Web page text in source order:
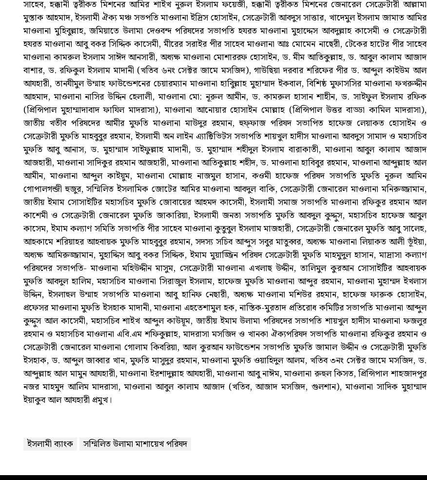
সাহেব, হক্কানী ত্বরীকত মিশনের আমির শাইখ নুরুল ইসলাম ফয়েজী, হক্কানী ত্বরীকত মিশনের জেনারেল সেক্রেটারী আল্লামা
মুস্তাক আহমাদ, ইসলামী ঐক্য মঞ্চ সভপতি মাওলানা ইদ্রিস হোসাইন, সেক্রেটারী আবদুস সাত্তার, খাদেমুল ইসলাম জামাত আমির
মাওলানা মুহিবুল্লাহ, জমিয়াতে উলামা দেওবন্দ পরিষদের সভাপতি হযরত মাওলানা মুহাদ্দেস আবদুল্লাহ কাসেমী ও সেক্রেটারী
হযরত মাওলানা আবু বকর সিদ্দিক কাসেমী, মীরের সরাইর পীর সাহেব মাওলানা আঃ মোমেন নাছেরী, টেকের হাটের পীর সাহেব
মাওলানা কামরুল ইসলাম সাঈদ আনসারী, অধ্যক্ষ মাওলানা মোশাররফ হোসাইন, ড. মীম আতিকুল্লাহ, ড. আবুল কালাম আজাদ
বাশার, ড. রফিকুল ইসলাম মাদানী (খতিব ৬নং সেক্টর জামে মসজিদ), গাউছিয়া দরবার শরিফের পীর ড. আব্দুল কাইউম আল
আযহারী, তানযীমুল উম্মাহ ফাউন্ডেশনের চেয়ারম্যান মাওলানা হাবিুল্লাহ মুহাম্মাদ ইকবাল, বিশিষ্ঠ মুফাসসির মাওলানা ফখরুদ্দীন
আহমাদ, মাওলানা নাসির উদ্দিন হেলালী, মাওলানা মো: নূরুল আমীন, ড. কামরুল হাসান শাহীন, ড. সাইফুল ইসলাম রফিক
(প্রিন্সিপাল মুহাম্মাদাবাদ ফাযিল মাদরাসা), মাওলানা আনোয়ার হোসাইন মোল্লাহ (প্রিন্সিপাল উত্তর বাড্ডা কামিল মাদরাসা),
জাতীয় খতীব পরিষদের আমীর মুফতি মাওলানা মাউদুর রহমান, হুফ্ফাজ পরিষদ সভাপিত হাফেজ লেয়াকত হোসাইন ও
সেক্রেটারী মুফতি মাহবুবুর রহমান, ইসলামী অন লাইন এ্যাক্টিভিটস সভাপতি শায়খুল হাদীস মাওলানা আবদুস সামাদ ও মহাসচিব
মুফতি আবু আনাস, ড. মুহাম্মাদ সাইফুল্লাহ মাদানী, ড. মুহাম্মাদ শহীদুল ইসলাম বারাকাতী, মাওলানা আবুল কালাম আজাদ
আজহারী, মাওলানা সাদিকুর রহমান আজহারী, মাওলানা আতিকুল্লাহ শহীদ, ড. মাওলানা হাবিবুর রহমান, মাওলানা আব্দুল্লাহ আল
আমীন, মাওলানা আব্দুল কাইয়ুম, মাওলানা মোল্লাহ নাজমুল হাসান, কওমী হাফেজ পরিষদ সভাপতি মুফতি নূরুল আমিন
গোপালগন্জী হুজুর, সম্মিলিত ইসলামিক জোটের আমির মাওলানা আবদুল বাকি, সেক্রেটারী জেনারেল মাওলানা মনিরুজ্জামান,
জাতীয় ইমাম সোসাইটির মহাসচিব মুফতি জোবায়ের আহমদ কাসেমী, ইসলামী সমাজ সভাপতি মাওলানা রফিকুর রহমান আল
কাশেমী ও সেক্রেটারী জেনারেল মুফতি জাকারিয়া, ইসলামী জনতা সভাপতি মুফতি আবদুল কুদ্দুস, মহাসচিব হাফেজ আবুল
কাসেম, ইমাম কল্যাণ সমিতি সভাপতি পীর সাহেব মাওলানা কুতুবুল ইসলাম মাজহারী, সেক্রেটারী জেনারেল মুফতি আবু সালেহ,
আহকামে শরিয়াহর আহবায়ক মুফতি মাহবুবুর রহমান, সদস্য সচিব আব্দুস সবুর মাতুব্বর, অধ্যক্ষ মাওলানা লিয়াকত আলী ভূঁইয়া,
অধ্যক্ষ আমিরুজ্জামান, মুহাদ্দিস আবু বকর সিদ্দিক, ইমাম মুয়াজ্জিন পরিষদ সেক্রেটারী মুফতি মাহমুদুল হাসান, মাদ্রাসা কল্যাণ
পরিষদের সভাপতি- মাওলানা মহিউদ্দীন মাসুম, সেক্রেটারী মাওলানা এখলাছ উদ্দীন, তালিমুল কুরআন সোসাইটির আহবায়ক
মুফতি আবদুল হালিম, মহাসচিব মাওলানা সিরাজুল ইসলাম, হাফেজ মুফতি মাওলানা আব্দুর রহমান, মাওলানা মুহাম্মদ ইখলাস
উদ্দিন, ইসলাহুল উম্মাহ সভাপতি মাওলানা আবু হানিফ নেছারী, অধ্যক্ষ মাওলানা মশিউর রহমান, হাফেজ ফারুক হোসাইন,
প্রফেসর মাওলানা মুফতি ইসহাক মাদানী, মাওলানা এহতেশামুল হক, নাস্তিক-মুরতাদ প্রতিরোধ কমিটির সভাপতি মাওলানা আব্দুল
কুদ্দুস আল কাসেমী, মহাসচিব শাইখ আব্দুল কাউয়ূম, জাতীয় ইমাম উলামা পরিষদের সভাপতি শায়খুল হাদীস মাওলানা ফজলুর
রহমান ও মহাসচিব মাওলানা এবি.এম শফিকুল্লাহ, মাদরাসা মসজিদ ও খানকা ঐক্যপরিষদ সভাপতি মাওলানা রফিকুর রহমান ও
সেক্রেটারী জেনারেল মাওলানা গোলাম কিবরিয়া, আল কুরআন ফাউন্ডেশন সভাপতি মুফতি জামাল উদ্দীন ও সেক্রেটারী মুফতি
ইসহাক, ড. আব্দুল জাব্বার খান, মুফতি মাসুদুর রহমান, মাওলানা মুফতি ওয়াহিদুল আলম, খতিব ৩নং সেক্টর জামে মসজিদ, ড.
আব্দুল্লাহ আল মামুন আযহারী, মাওলানা ইরশাদুল্লাহ আযহারী, মাওলানা আবু নাঈম, মাওলানা রুহুল কিসত, প্রিন্সিপাল শাহজাদপুর
নজর মাহমুদ আলিম মাদরাসা, মাওলানা আবুল কালাম আজাদ (খতিব, আজাদ মসজিদ, গুলশান), মাওলানা সাদিক মুহাম্মাদ
ইয়াকুব আল আযহারী প্রমুখ।
ইসলামী ব্যাংক সম্মিলিত উলামা মাশায়েখ পরিষদ